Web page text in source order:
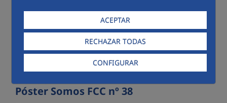
ACEPTAR
RECHAZAR TODAS
CONFIGURAR
Póster Somos FCC nº 38